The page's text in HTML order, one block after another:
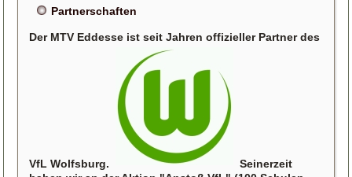
Partnerschaften
Der MTV Eddesse ist seit Jahren offizieller Partner des
VfL Wolfsburg.
Seinerzeit